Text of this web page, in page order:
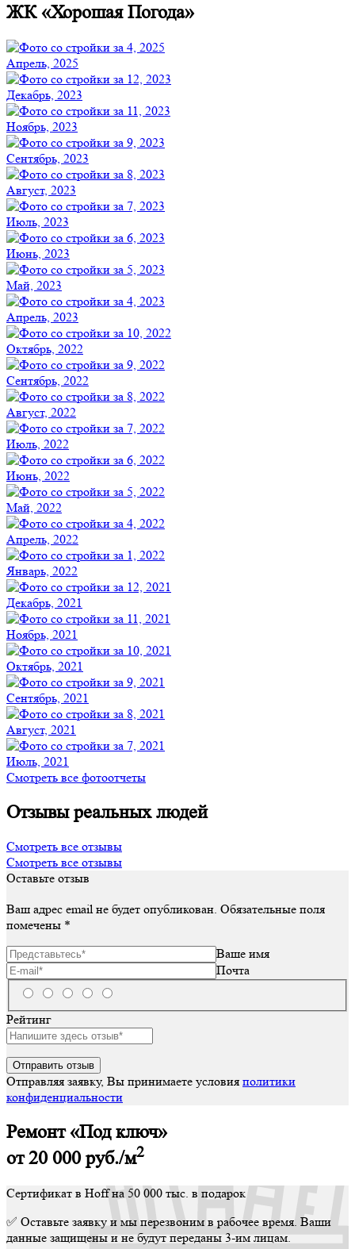
ЖК «Хорошая Погода»
Апрель, 2025
Декабрь, 2023
Ноябрь, 2023
Сентябрь, 2023
Август, 2023
Июль, 2023
Июнь, 2023
Май, 2023
Апрель, 2023
Октябрь, 2022
Сентябрь, 2022
Август, 2022
Июль, 2022
Июнь, 2022
Май, 2022
Апрель, 2022
Январь, 2022
Декабрь, 2021
Ноябрь, 2021
Октябрь, 2021
Сентябрь, 2021
Август, 2021
Июль, 2021
Смотреть все фотоотчеты
Отзывы реальных людей
Смотреть все отзывы
Смотреть все отзывы
Оставьте отзыв
Ваш адрес email не будет опубликован. Обязательные поля
помечены *
Ваше имя
Почта
Рейтинг
Отправляя заявку, Вы принимаете условия политики
конфиденциальности
Ремонт «Под ключ»
от 20 000руб./м2
Сертификат в Hoff на 50 000 тыс. в подарок
✅ Оставьте заявку и мы перезвоним в рабочее время. Ваши
данные защищены и не будут переданы 3-им лицам.